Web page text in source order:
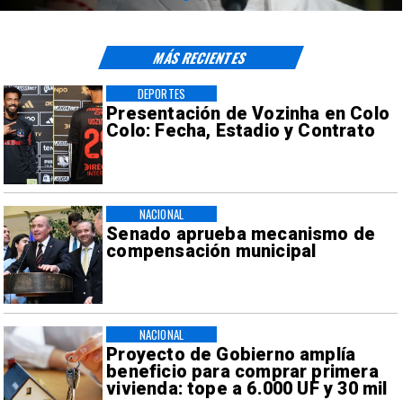
Presentación de Vozinha en Colo
Colo: Fecha, Estadio y Contrato
DEPORTES
Senado aprueba mecanismo de
compensación municipal
NACIONAL
Proyecto de Gobierno amplía
beneficio para comprar primera
vivienda: tope a 6.000 UF y 30 mil
NACIONAL
MÁS RECIENTES